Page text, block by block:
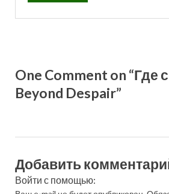
One Comment on “Где
Beyond Despair”
Добавить
Войти с помощью: